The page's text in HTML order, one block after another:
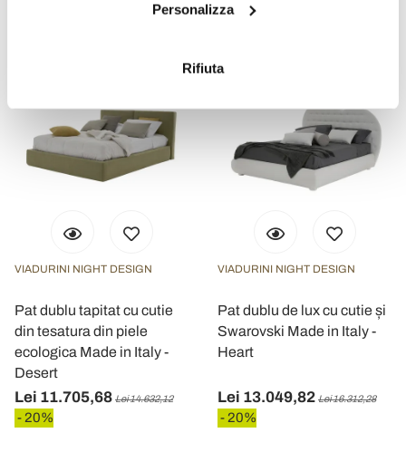
raccogliere informazioni sulla tua posizione
Identificare il tuo dispositivo, scansionandolo
(impronte digitali).
Approfondisci come vengono elaborati i tuoi dati personali
e imposta le tue preferenze nella sezione dettagli. Puoi
modificare o ritirare il tuo consenso in qualsiasi momento
annunci, per fornire funzionalità dei social media e per
informazioni sul modo in cui utilizza il nostro sito con i
nostri partner che si occupano di analisi dei dati web,
pubblicità e social media, i quali potrebbero combinarle
raccolto dal suo utilizzo dei loro servizi.
Personalizza
Rifiuta
- 20%
VIADURINI NIGHT DESIGN
Pat dublu tapitat cu cutie
din tesatura din piele
ecologica Made in Italy -
Desert
Lei 11.705,68 Lei 14.632,12
- 20%
VIADURINI NIGHT DESIGN
Pat dublu de lux cu cutie și
Swarovski Made in Italy -
Heart
Lei 13.049,82 Lei 16.312,28
- 20%